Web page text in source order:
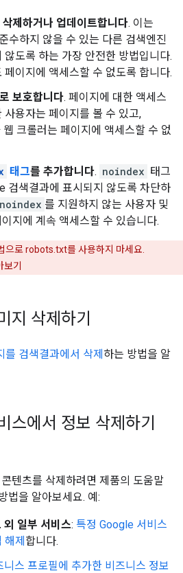
제하거나 업데이트합니다. 이는
수하지 않을 수 있는 다른 검색엔진
않도록 하는 가장 안전한 방법입니다.
페이지에 액세스할 수 없도록 합니다.
보호합니다. 페이지에 대한 액세스
사용자는 페이지를 볼 수 있고,
크롤러는 페이지에 액세스할 수 없
태그를 추가합니다. noindex 태그
검색결과에 표시되지 않도록 차단하
noindex 를 지원하지 않는 사용자 및
지에 계속 액세스할 수 있습니다.
으로 robots.txt를 사용하지 마세요.
기
지 삭제하기
검색결과에서 삭제 하는 방법을 알
에서 정보 삭제하기
텐츠를 삭제하려면 제품의 도움말
법을 알아보세요. 예:
일부 서비스: 특정 Google 서비스
제 합니다.
니스 프로필에 추가한 비즈니스 정보